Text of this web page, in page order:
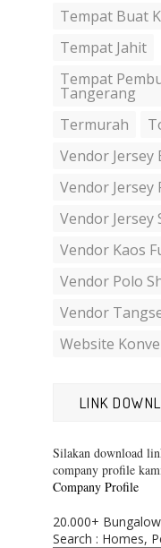
Tempat Buat
Tempat Jahit
Tempat
Tangerang
Termurah
Vendor Jersey
Vendor Jersey
Vendor Jersey
Vendor Kaos
Vendor Polo
Vendor
Website
LINK
Silakan download
company profile
Company Profile
20.000+
Search : Homes,